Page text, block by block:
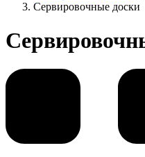
Сервировочные доски